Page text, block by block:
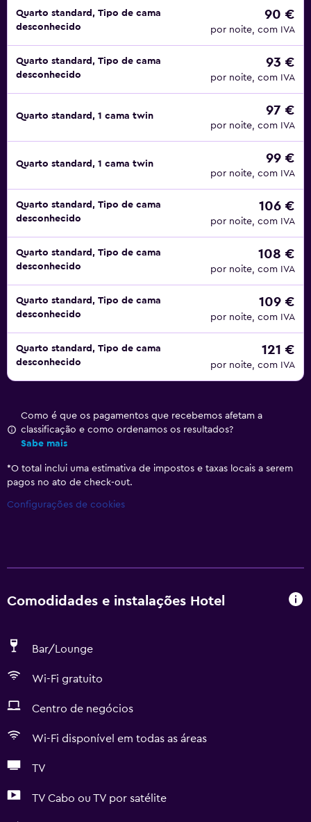
Quarto standard, Tipo de cama
desconhecido
90 €
por noite, com IVA
Quarto standard, Tipo de cama
desconhecido
93 €
por noite, com IVA
Quarto standard, 1 cama twin 97 €
por noite, com IVA
Quarto standard, 1 cama twin 99 €
por noite, com IVA
Quarto standard, Tipo de cama
desconhecido
106 €
por noite, com IVA
Quarto standard, Tipo de cama
desconhecido
108 €
por noite, com IVA
Quarto standard, Tipo de cama
desconhecido
109 €
por noite, com IVA
Quarto standard, Tipo de cama
desconhecido
121 €
por noite, com IVA
Como é que os pagamentos que recebemos afetam a
classificação e como ordenamos os resultados?
Sabe mais
*O total inclui uma estimativa de impostos e taxas locais a serem
pagos no ato de check-out.
Configurações de cookies
Comodidades e instalações Hotel
Bar/Lounge
Wi-Fi gratuito
Centro de negócios
Wi-Fi disponível em todas as áreas
TV
TV Cabo ou TV por satélite